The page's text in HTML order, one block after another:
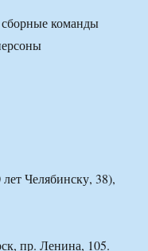
команды
Челябинску, 38),
пр. Ленина, 105.